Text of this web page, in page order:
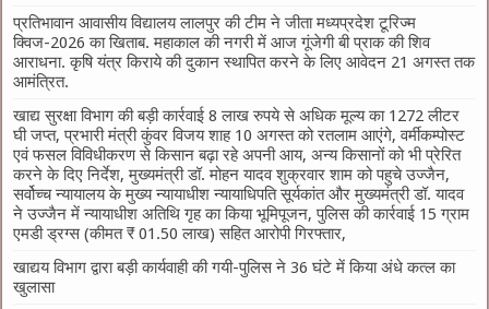
प्रतिभावान आवासीय विद्यालय लालपुर की टीम ने जीता मध्यप्रदेश टूरिज्म
क्विज-2026 का खिताब. महाकाल की नगरी में आज गूंजेगी बी प्राक की शिव
आराधना. कृषि यंत्र किराये की दुकान स्थापित करने के लिए आवेदन 21 अगस्त तक
आमंत्रित.
खाद्य सुरक्षा विभाग की बड़ी कार्रवाई 8 लाख रुपये से अधिक मूल्य का 1272 लीटर
घी जप्त, प्रभारी मंत्री कुंवर विजय शाह 10 अगस्त को रतलाम आएंगे, वर्मीकम्पोस्ट
एवं फसल विविधीकरण से किसान बढ़ा रहे अपनी आय, अन्य किसानों को भी प्रेरित
करने के दिए निर्देश, मुख्यमंत्री डॉ. मोहन यादव शुक्रवार शाम को पहुचे उज्जैन,
सर्वोच्च न्यायालय के मुख्‍य न्‍यायाधीश न्यायाधिपति सूर्यकांत और मुख्यमंत्री डॉ. यादव
ने उज्जैन में न्यायाधीश अतिथि गृह का किया भूमिपूजन, पुलिस की कार्रवाई 15 ग्राम
एमडी ड्रग्स (कीमत ₹ 01.50 लाख) सहित आरोपी गिरफ्तार,
खाद्यय विभाग द्वारा बड़ी कार्यवाही की गयी-पुलिस ने 36 घंटे में किया अंधे कत्ल का
खुलासा